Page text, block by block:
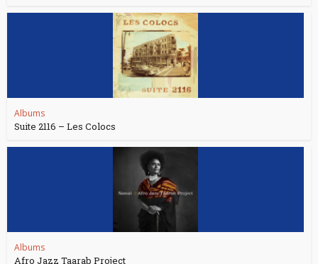
Albums
Suite 2116 – Les Colocs
Albums
Afro Jazz Taarab Project